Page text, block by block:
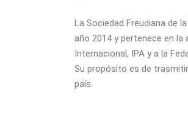
La Sociedad Freudiana de
año 2014 y pertenece en
Internacional, IPA y a la
Su propósito es de
país.